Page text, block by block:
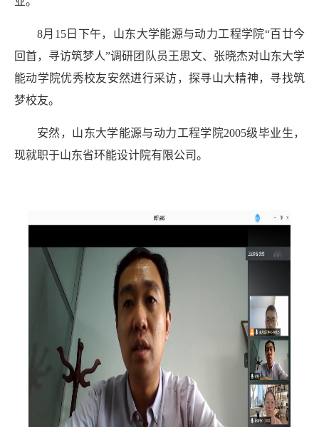
8月1 5日下午，山东大学能源与动力工程学院“百廿今
回首，寻访筑梦人”调研团 队员 王思文、张晓杰对山东大学
能动学院优秀校友安然进行采访，探寻山大精神，寻找筑
梦校友。
安然，山东大学能源与动力工程学院2005级毕业生，
现就职于山东省环能设计院有限公司。